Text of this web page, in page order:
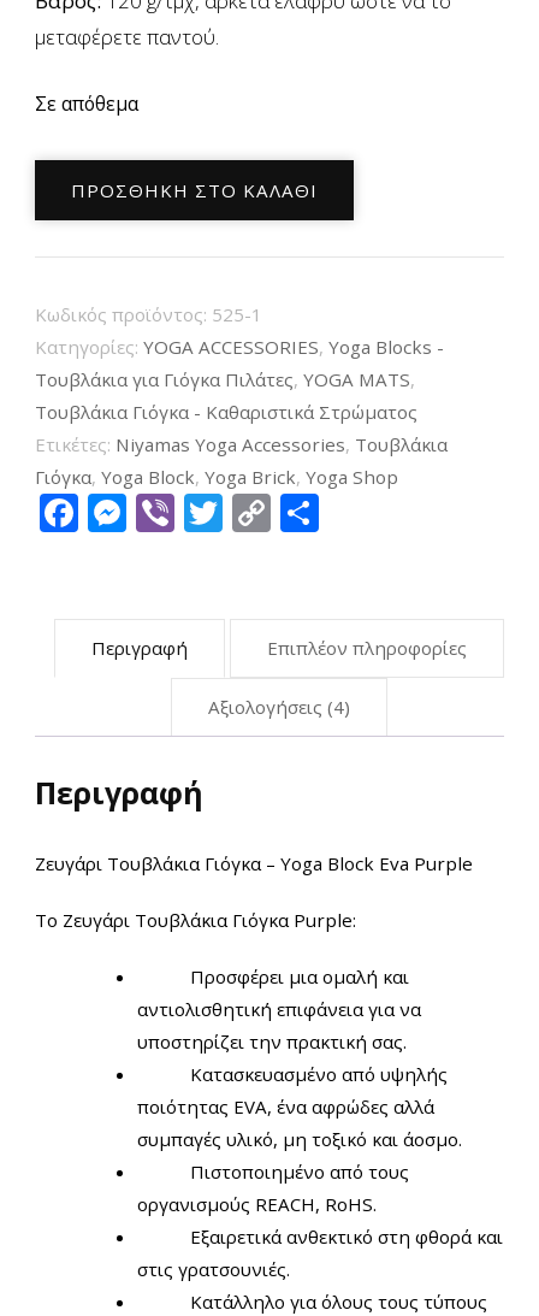
μεταφέρετε παντού.
Σε απόθεμα
Ζευγάρι
Τουβλάκια
Yoga
Blocks
Eva
Purple
2pcs
ποσότητα
ΠΡΟΣΘΉΚΗ ΣΤΟ ΚΑΛΆΘΙ
Κωδικός προϊόντος: 525-1
Κατηγορίες: YOGA ACCESSORIES, Yoga Blocks -
Τουβλάκια για Γιόγκα Πιλάτες, YOGA MATS,
Τουβλάκια Γιόγκα - Καθαριστικά Στρώματος
Ετικέτες: Niyamas Yoga Accessories, Tουβλάκια
Γιόγκα, Yoga Block, Yoga Brick, Yoga Shop
Facebook
Messenger
ViberTwitter
Copy
Περιγραφή Επιπλέον πληροφορίες
Αξιολογήσεις (4)
Περιγραφή
Ζευγάρι Τουβλάκια Γιόγκα – Yoga Block Eva Purple
Το Ζευγάρι Τουβλάκια Γιόγκα Purple:
Προσφέρει μια ομαλή και
αντιολισθητική επιφάνεια για να
υποστηρίζει την πρακτική σας.
Κατασκευασμένο από υψηλής
ποιότητας EVA, ένα αφρώδες αλλά
συμπαγές υλικό, μη τοξικό και άοσμο.
Πιστοποιημένο από τους
οργανισμούς REACH, RoHS.
Εξαιρετικά ανθεκτικό στη φθορά και
στις γρατσουνιές.
Κατάλληλο για όλους τους τύπους